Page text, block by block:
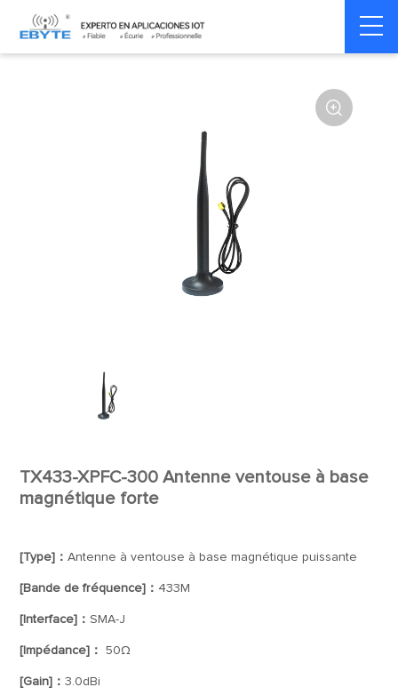
Home > Accessoires > Antenna

TX433-XPFC-300 Antenne ventouse à base
magnétique forte
[Type]：Antenne à ventouse à base magnétique puissante
[Bande de fréquence]： 433M
[Interface]：SMA-J
[Impédance]： 50Ω
[Gain]：3.0dBi